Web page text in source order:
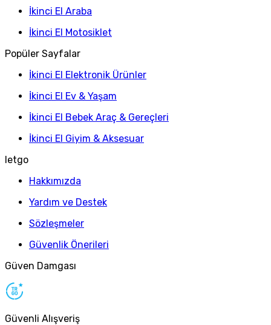
İkinci El Araba
İkinci El Motosiklet
Popüler Sayfalar
İkinci El Elektronik Ürünler
İkinci El Ev & Yaşam
İkinci El Bebek Araç & Gereçleri
İkinci El Giyim & Aksesuar
letgo
Hakkımızda
Yardım ve Destek
Sözleşmeler
Güvenlik Önerileri
Güven Damgası
Güvenli Alışveriş